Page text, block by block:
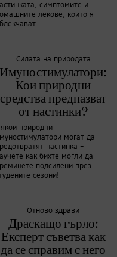
симптомите и
лекове, които я
Силата на природата
Имуностимулатори:
Кои природни
средства предпазват
от настинки?
природни
могат да
настинка –
как бихте могли да
подсилени през
сезони!
Отново здрави
Драскащо гърло:
Експерт съветва как
да се справим с него